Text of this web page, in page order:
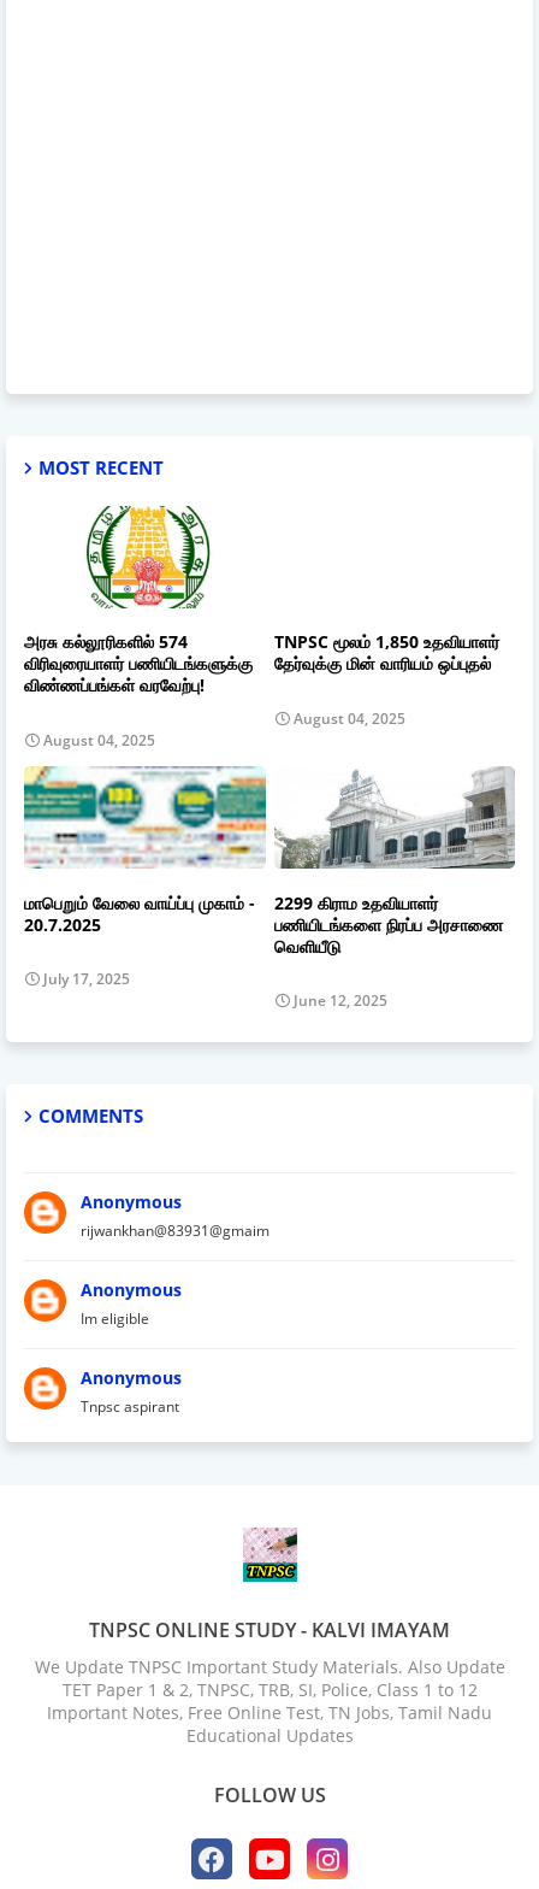
MOST RECENT
அரசு கல்லூரிகளில் 574
விரிவுரையாளர் பணியிடங்களுக்கு
விண்ணப்பங்கள் வரவேற்பு!
August 04, 2025
TNPSC மூலம் 1,850 உதவியாளர்
தேர்வுக்கு மின் வாரியம் ஒப்புதல்
August 04, 2025
மாபெறும் வேலை வாய்ப்பு முகாம் -
20.7.2025
July 17, 2025
2299 கிராம உதவியாளர்
பணியிடங்களை நிரப்ப அரசாணை
வெளியீடு
June 12, 2025
COMMENTS
Anonymous
rijwankhan@83931@gmaim
Anonymous
Im eligible
Anonymous
Tnpsc aspirant
TNPSC ONLINE STUDY - KALVI IMAYAM
We Update TNPSC Important Study Materials. Also Update
TET Paper 1 & 2, TNPSC, TRB, SI, Police, Class 1 to 12
Important Notes, Free Online Test, TN Jobs, Tamil Nadu
Educational Updates
FOLLOW US